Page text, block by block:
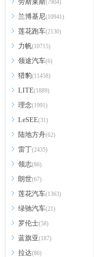
劳斯莱斯(7904)
兰博基尼(10941)
莲花跑车(2130)
力帆(10715)
领途汽车(6)
猎豹(11458)
LITE(1889)
理念(1991)
LeSEE(31)
陆地方舟(62)
雷丁(2435)
领志(86)
朗世(67)
莲花汽车(1363)
绿驰汽车(21)
罗伦士(58)
蓝旗亚(187)
拉达(86)